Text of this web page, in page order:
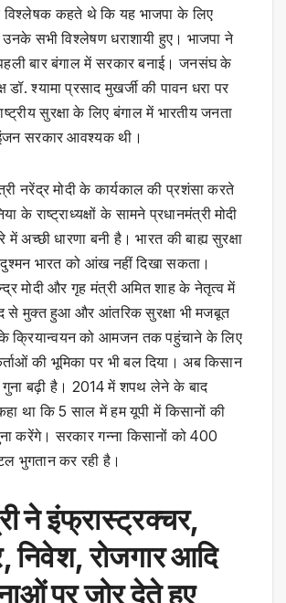
विश्लेषक कहते थे कि यह भाजपा के लिए
सभी विश्लेषण धराशायी हुए। भाजपा ने
बार बंगाल में सरकार बनाई। जनसंघ के
श्यामा प्रसाद मुखर्जी की पावन धरा पर
सुरक्षा के लिए बंगाल में भारतीय जनता
इंजन सरकार आवश्यक थी।
नरेंद्र मोदी के कार्यकाल की प्रशंसा करते
के राष्ट्राध्यक्षों के सामने प्रधानमंत्री मोदी
अच्छी धारणा बनी है। भारत की बाह्य सुरक्षा
भारत को आंख नहीं दिखा सकता।
मोदी और गृह मंत्री अमित शाह के नेतृत्व में
से मुक्त हुआ और आंतरिक सुरक्षा भी मजबूत
क्रियान्वयन को आमजन तक पहुंचाने के लिए
की भूमिका पर भी बल दिया। अब किसान
बढ़ी है। 2014 में शपथ लेने के बाद
था कि 5 साल में हम यूपी में किसानों की
करेंगे। सरकार गन्ना किसानों को 400
भुगतान कर रही है।
ने इंफ्रास्ट्रक्चर,
रोजगार आदि
पर जोर देते हुए